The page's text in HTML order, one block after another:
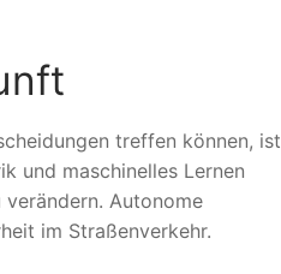
treffen können, ist
und maschinelles Lernen
Autonome
im Straßenverkehr.